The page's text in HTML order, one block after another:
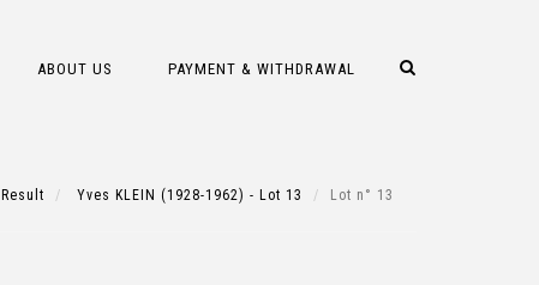
ABOUT US PAYMENT & WITHDRAWAL
Result Yves KLEIN (1928-1962) - Lot 13 Lot n° 13